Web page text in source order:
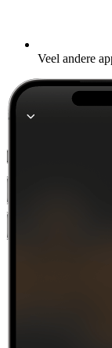
Veel andere